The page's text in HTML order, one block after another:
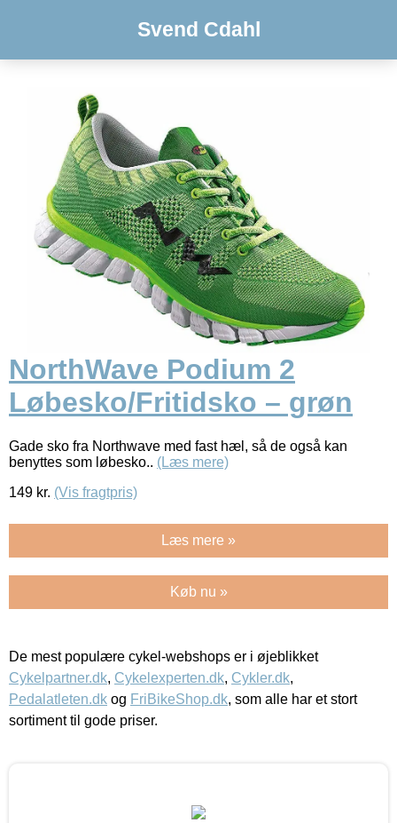
Svend Cdahl
NorthWave Podium 2
Løbesko/Fritidsko – grøn
Gade sko fra Northwave med fast hæl, så de også kan
benyttes som løbesko.. (Læs mere)
149 kr. (Vis fragtpris)
Læs mere »
Køb nu »
De mest populære cykel-webshops er i øjeblikket
Cykelpartner.dk, Cykelexperten.dk, Cykler.dk,
Pedalatleten.dk og FriBikeShop.dk, som alle har et stort
sortiment til gode priser.